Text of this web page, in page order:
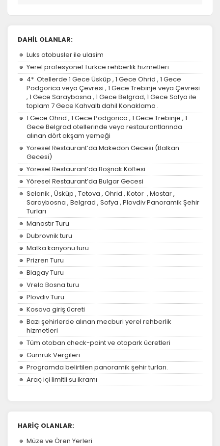
DAHİL OLANLAR:
Luks otobusler ile ulasim
Yerel profesyonel Turkce rehberlik hizmetleri
4* Otellerde 1 Gece Üsküp , 1 Gece Ohrid , 1 Gece
Podgorica veya Çevresi , 1 Gece Trebinje veya Çevresi
, 1 Gece Saraybosna , 1 Gece Belgrad, 1 Gece Sofya ile
toplam 7 Gece Kahvaltı dahil Konaklama .
1 Gece Ohrid , 1 Gece Podgorica , 1 Gece Trebinje , 1
Gece Belgrad otellerinde veya restaurantlarında
alınan dört akşam yemeği
Yöresel Restaurant’da Makedon Gecesi (Balkan
Gecesi)
Yöresel Restaurant’da Boşnak Köftesi
Yöresel Restaurant’da Bulgar Gecesi
Selanik , Üsküp , Tetova , Ohrid , Kotor , Mostar ,
Saraybosna , Belgrad , Sofya , Plovdiv Panoramik Şehir
Turları
Manastır Turu
Dubrovnik turu
Matka kanyonu turu
Prizren Turu
Blagay Turu
Vrelo Bosna turu
Plovdiv Turu
Kosova giriş ücreti
Bazı şehirlerde alınan mecburi yerel rehberlik
hizmetleri
Tüm otoban check-point ve otopark ücretleri
Gümrük Vergileri
Programda belirtilen panoramik şehir turları.
Araç içi limitli su ikramı
HARİÇ OLANLAR:
Müze ve Ören Yerleri